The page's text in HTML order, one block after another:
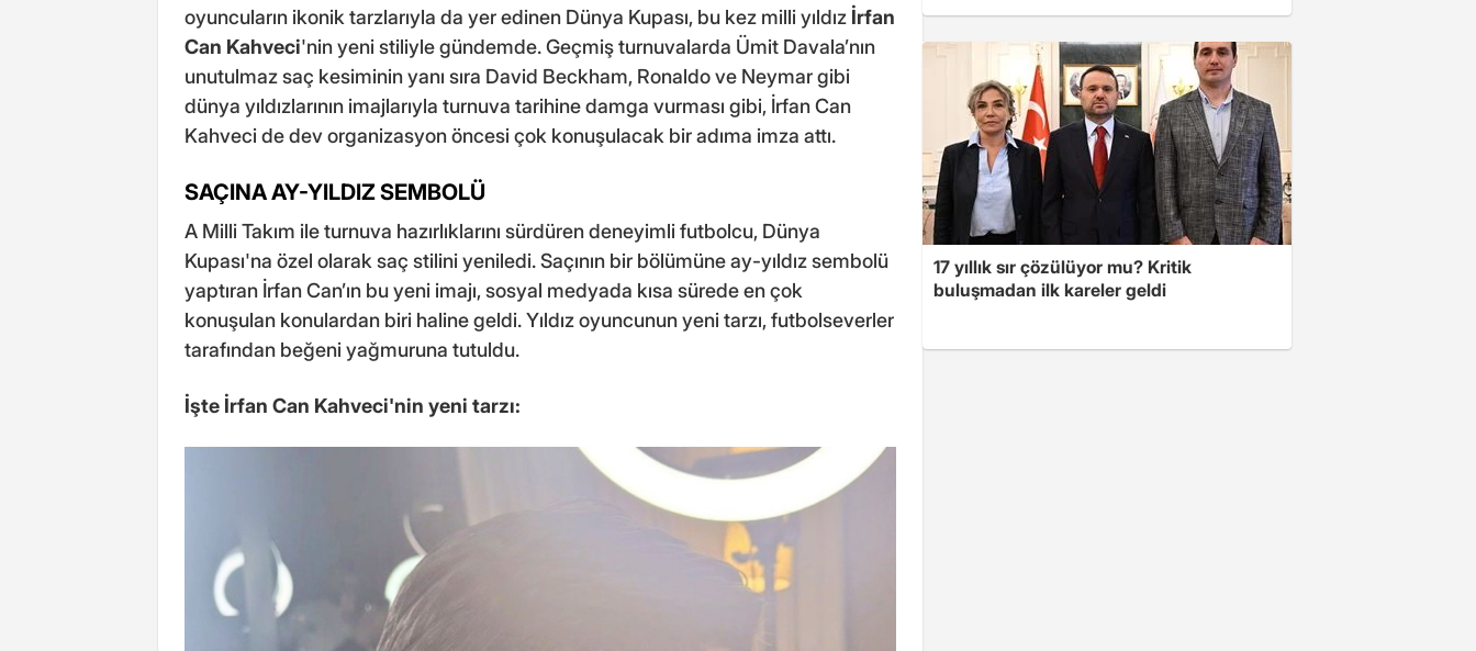
oyuncuların ikonik tarzlarıyla da yer edinen Dünya Kupası, bu kez milli yıldız İrfan
Can Kahveci'nin yeni stiliyle gündemde. Geçmiş turnuvalarda Ümit Davala’nın
unutulmaz saç kesiminin yanı sıra David Beckham, Ronaldo ve Neymar gibi
dünya yıldızlarının imajlarıyla turnuva tarihine damga vurması gibi, İrfan Can
Kahveci de dev organizasyon öncesi çok konuşulacak bir adıma imza attı.
SAÇINA AY-YILDIZ SEMBOLÜ
A Milli Takım ile turnuva hazırlıklarını sürdüren deneyimli futbolcu, Dünya
Kupası'na özel olarak saç stilini yeniledi. Saçının bir bölümüne ay-yıldız sembolü
yaptıran İrfan Can’ın bu yeni imajı, sosyal medyada kısa sürede en çok
konuşulan konulardan biri haline geldi. Yıldız oyuncunun yeni tarzı, futbolseverler
tarafından beğeni yağmuruna tutuldu.
İşte İrfan Can Kahveci'nin yeni tarzı:
17 yıllık sır çözülüyor mu? Kritik
buluşmadan ilk kareler geldi